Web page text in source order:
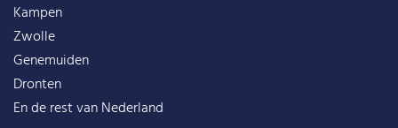
Kampen
Zwolle
Genemuiden
Dronten
En de rest vanNederland